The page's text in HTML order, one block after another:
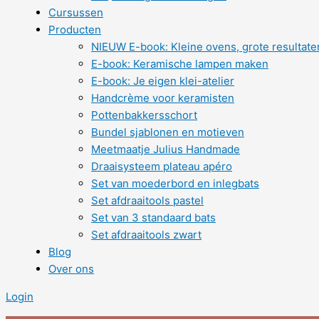
Cursussen
Producten
NIEUW E-book: Kleine ovens, grote
E-book: Keramische lampen maken
E-book: Je eigen klei-atelier
Handcrème voor keramisten
Pottenbakkersschort
Bundel sjablonen en motieven
Meetmaatje Julius Handmade
Draaisysteem plateau apéro
Set van moederbord en inlegbats
Set afdraaitools pastel
Set van 3 standaard bats
Set afdraaitools zwart
Blog
Over ons
Login